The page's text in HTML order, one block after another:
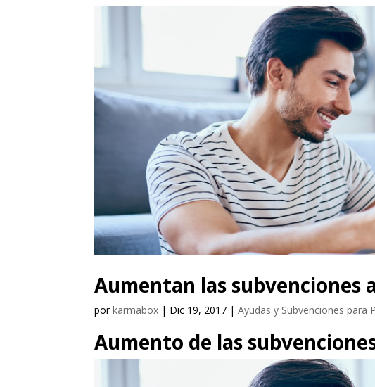
Aumentan las subvenciones
porkarmabox | Dic 19, 2017 |Ayudas y Subvenciones para
Aumento de las